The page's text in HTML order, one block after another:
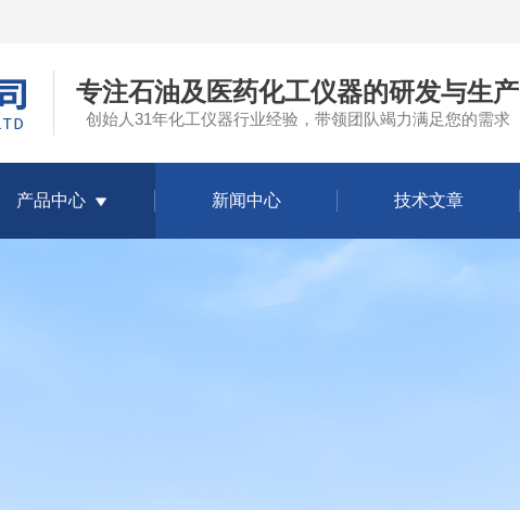
专注石油及医药化工仪器的研发与生产
创始人31年化工仪器行业经验，带领团队竭力满足您的需求
产品中心 新闻中心 技术文章